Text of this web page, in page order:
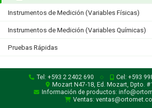
Instrumentos de Medición (Variables Físicas)
Instrumentos de Medición (Variables Químicas)
Pruebas Rápidas
Tel: +593 2 2402 690 ◇ Cel: +593
Mozart N47-18, Ed. Mozart, Dpto.
Información de productos:
Ventas: